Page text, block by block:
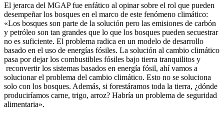
El jerarca del MGAP fue enfático al opinar sobre el rol que pueden
desempeñar los bosques en el marco de este fenómeno climático:
«Los bosques son parte de la solución pero las emisiones de carbón
y petróleo son tan grandes que lo que los bosques pueden secuestrar
no es suficiente. El problema radica en un modelo de desarrollo
basado en el uso de energías fósiles. La solución al cambio climático
pasa por dejar los combustibles fósiles bajo tierra tranquilitos y
reconvertir los sistemas basados en energía fósil, ahí vamos a
solucionar el problema del cambio climático. Esto no se soluciona
solo con los bosques. Además, si forestáramos toda la tierra, ¿dónde
produciríamos carne, trigo, arroz? Habría un problema de seguridad
alimentaria».